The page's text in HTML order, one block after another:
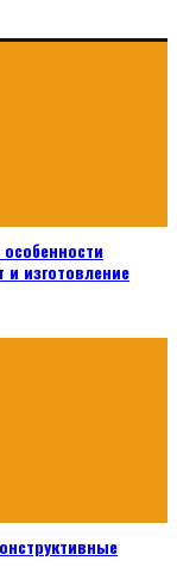
изготовление